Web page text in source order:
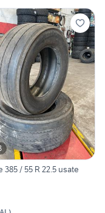
385 / 55 R 22.5 usate